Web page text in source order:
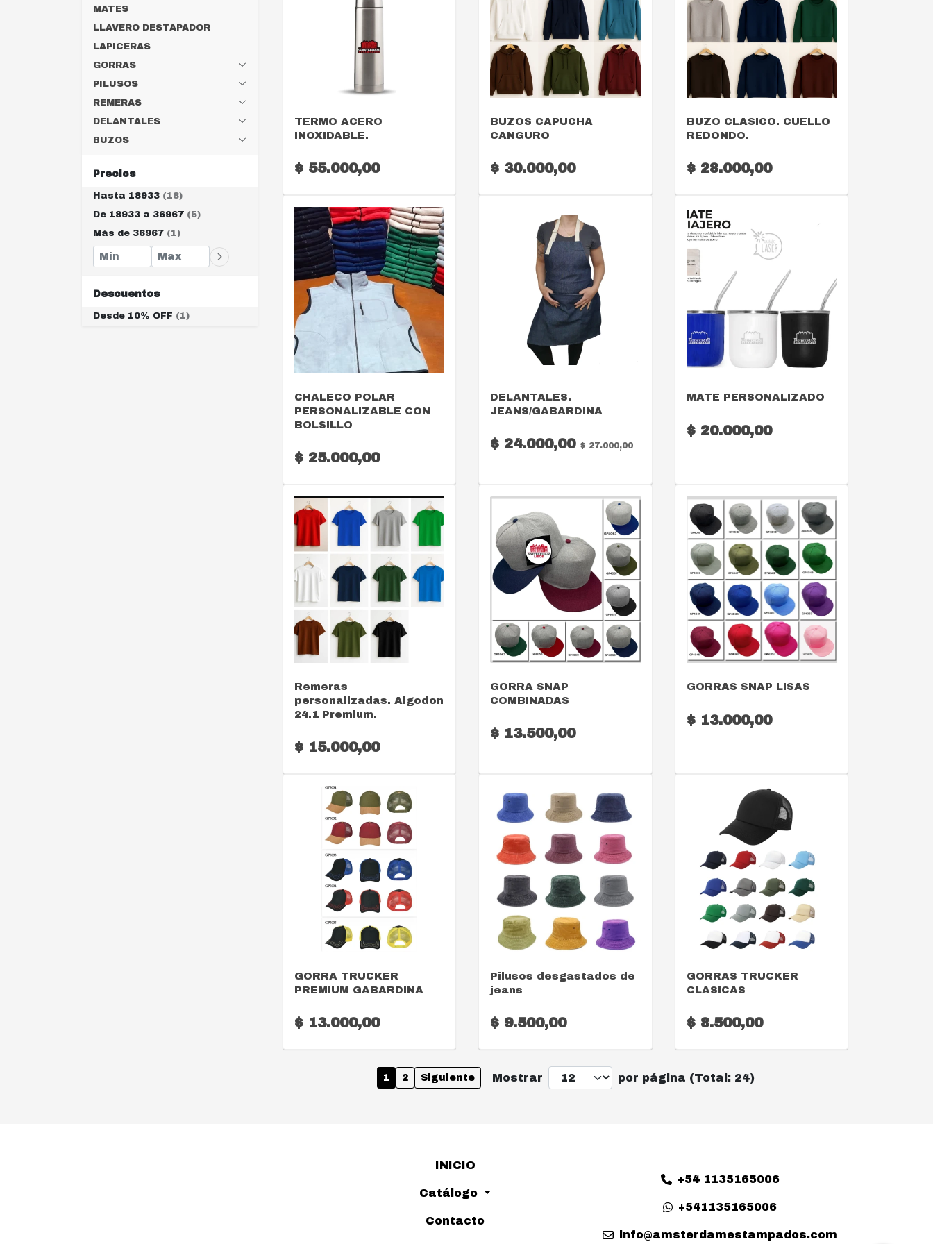
MATES
LLAVERO DESTAPADOR
LAPICERAS
GORRAS
PILUSOS
REMERAS
DELANTALES
BUZOS
Precios
Hasta 18933 (18)
De 18933 a 36967 (5)
Más de 36967 (1)
Descuentos
Desde 10% OFF (1)
TERMO ACERO
INOXIDABLE.
$ 55.000,00
VER DETALLE
BUZOS CAPUCHA
CANGURO
$ 30.000,00
VER DETALLE
BUZO CLASICO. CUELLO
REDONDO.
$ 28.000,00
VER DETALLE
CHALECO POLAR
PERSONALIZABLE CON
BOLSILLO
$ 25.000,00
VER DETALLE
DELANTALES.
JEANS/GABARDINA
$ 24.000,00$ 27.000,00
VER DETALLE
MATE PERSONALIZADO
$ 20.000,00
VER DETALLE
Remeras
personalizadas. Algodon
24.1 Premium.
$ 15.000,00
VER DETALLE
GORRA SNAP
COMBINADAS
$ 13.500,00
VER DETALLE
GORRAS SNAP LISAS
$ 13.000,00
VER DETALLE
GORRA TRUCKER
PREMIUM GABARDINA
$ 13.000,00
VER DETALLE
Pilusos desgastados de
jeans
$ 9.500,00
VER DETALLE
GORRAS TRUCKER
CLASICAS
$ 8.500,00
VER DETALLE
1 2 Siguiente Mostrar por página (Total: 24)
INICIO
Catálogo
Contacto
+54 1135165006
+541135165006
info@amsterdamestampados.com